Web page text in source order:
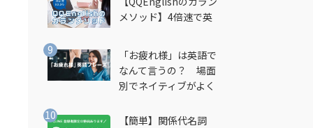
メソッド】4倍速で英
法とは？
「お疲れ様」は英語で
なんて言うの？ 場面
別でネイティブがよく
説
【簡単】関係代名詞